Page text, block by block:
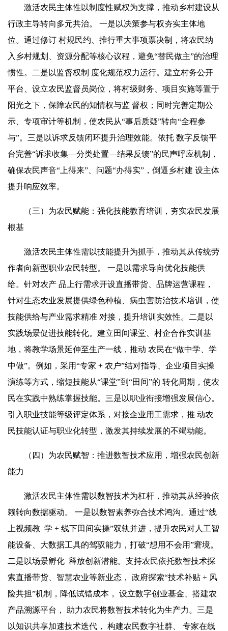
激活农民主体性以制度性赋权为支撑，推动乡村建设从
行政主导转向多元共治。 一是以决策参与权夯实主体地
位。通过修订 村规民约、推行重大事项票决制，将农民纳
入乡村规划、资源分配等核心议程，避免“替民做主”的治理
惯性。二是以监督权制 度化规范权力运行。建立村务公开
平台、设立农民监督员岗位，将村级财务、项目实施等置于
阳光之下，保障农民的知情权与监 督权；同时完善定期公
示、专项审计等机制，使农民从“事后质疑”转向“全程参
与”。三是以诉求反馈闭环提升治理效能。依托 数字反馈平
台完善“诉求收集—分类处置—结果反馈”的民声呼应机制，
确保农民声音“上得来”、问题“办得实”，倒逼乡村建 设主体
提升响应效率。
（三）为农民赋能：强化技能教育培训，夯实农民发展
根基
激活农民主体性需以技能提升为抓手，推动其从传统劳
作者向新型职业农民转型。 一是以需求导向优化技能供
给。针对农产 品上行需求开设直播带货、品牌运营课程，
针对生态农业发展提供绿色种植、病虫害防治技术培训，使
技能供给与产业需求精准 对接，提升培训实效性。二是以
实践场景促进技能转化。建立田间课堂、村企合作实训基
地，将教学场景延伸至生产一线，推动 农民在“做中学、学
中做”。例如，采用“专家 + 农户”结对指导、企业项目实操
演练等方式，缩短技能从“课堂”到“田间”的 转化周期，使农
民在实践中熟练掌握技能。三是以职业衔接增强发展信心。
引入职业技能等级评定体系，对接企业用工需求，推 动农
民技能认证与职业化转型，激发其持续发展的不竭动能。
（四）为农民赋智 ：推进数智技术应用，增强农民创新
能力
激活农民主体性需以数智技术为杠杆，推动其从经验依
赖转向数据驱动。 一是 以数智素养弥合技术鸿沟。通过“线
上视频教 学 + 线下田间实操”双轨并进，提升农民对人工智
能设备、大数据工具的驾驭能力，打破“想用不会用”窘境。
二是以场景孵化 释放创新潜能。支持农民依托数智技术探
索直播带货、智慧农业等新业态， 政府探索“技术补贴 + 风
险共担”机制，降低试错成本， 设立数字创业基金、搭建农
产品溯源平台， 助力农民将数智技术转化为生产力。三是
以知识共享加速技术迭代， 构建农民数字社群、 专家在线